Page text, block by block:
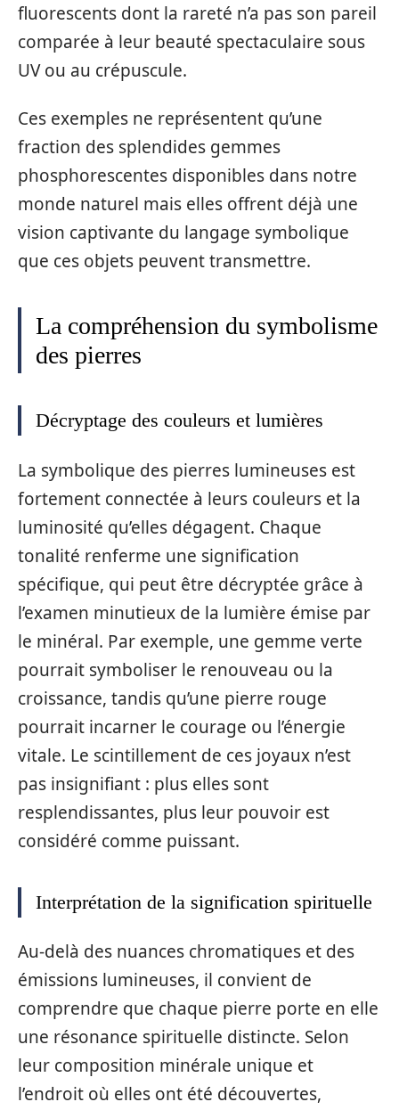
fluorescents dont la rareté n’a pas son pareil
comparée à leur beauté spectaculaire sous
UV ou au crépuscule.
Ces exemples ne représentent qu’une
fraction des splendides gemmes
phosphorescentes disponibles dans notre
monde naturel mais elles offrent déjà une
vision captivante du langage symbolique
que ces objets peuvent transmettre.
La compréhension du symbolisme
des pierres
Décryptage des couleurs et lumières
La symbolique des pierres lumineuses est
fortement connectée à leurs couleurs et la
luminosité qu’elles dégagent. Chaque
tonalité renferme une signification
spécifique, qui peut être décryptée grâce à
l’examen minutieux de la lumière émise par
le minéral. Par exemple, une gemme verte
pourrait symboliser le renouveau ou la
croissance, tandis qu’une pierre rouge
pourrait incarner le courage ou l’énergie
vitale. Le scintillement de ces joyaux n’est
pas insignifiant : plus elles sont
resplendissantes, plus leur pouvoir est
considéré comme puissant.
Interprétation de la signification spirituelle
Au-delà des nuances chromatiques et des
émissions lumineuses, il convient de
comprendre que chaque pierre porte en elle
une résonance spirituelle distincte. Selon
leur composition minérale unique et
l’endroit où elles ont été découvertes,